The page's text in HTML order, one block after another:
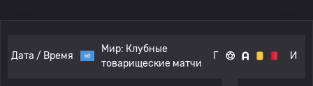
Дата / Время
Мир: Клубные
товарищеские матчи
Г И